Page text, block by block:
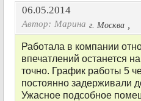
06.05.2014
Автор: Марина ,
г. Москва
Работала в компании
впечатлений останется
точно. График работы 5
постоянно задерживали
Ужасное подсобное